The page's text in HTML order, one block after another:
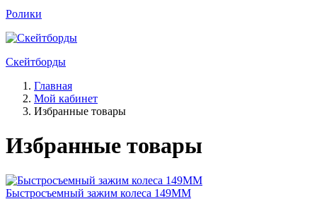
Ролики
Скейтборды
Главная
Мой кабинет
Избранные товары
Избранные товары
Быстросъемный зажим колеса 149ММ